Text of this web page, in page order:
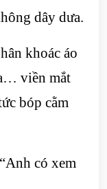
dây dưa.
khoác áo
viền mắt
bóp cằm
có xem